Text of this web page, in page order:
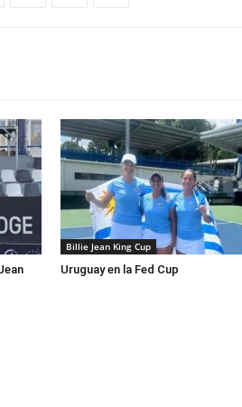
Billie Jean King Cup
Uruguay en la Fed Cup